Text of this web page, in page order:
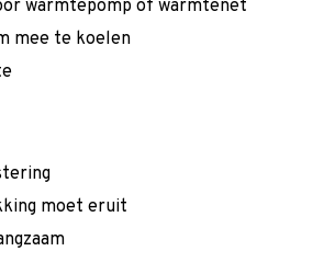
warmtepomp of warmtenet
mee te koelen
moet eruit